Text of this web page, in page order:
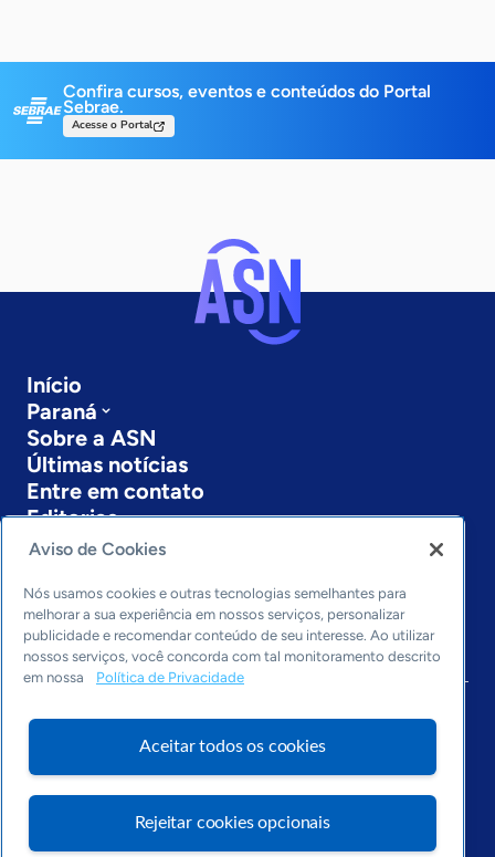
Confira cursos, eventos e conteúdos do Portal
Sebrae.
Acesse o Portal
Início
Paraná
Sobre a ASN
Últimas notícias
Entre em contato
Editorias
Economia & Política
Inovação & Tecnologia
Cultura empreendedora
Dados
Arquivo
Aviso de Cookies
Nós usamos cookies e outras tecnologias semelhantes para
melhorar a sua experiência em nossos serviços, personalizar
publicidade e recomendar conteúdo de seu interesse. Ao utilizar
nossos serviços, você concorda com tal monitoramento descrito
em nossa
Política de Privacidade
Aceitar todos os cookies
Rejeitar cookies opcionais